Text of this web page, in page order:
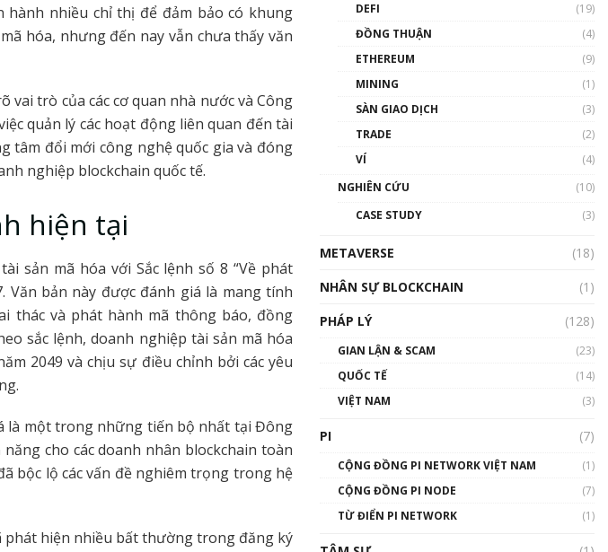
nhiều chỉ thị để đảm bảo có khung
hóa, nhưng đến nay vẫn chưa thấy văn
vai trò của các cơ quan nhà nước và Công
quản lý các hoạt động liên quan đến tài
tâm đổi mới công nghệ quốc gia và đóng
nghiệp blockchain quốc tế.
hiện tại
sản mã hóa với Sắc lệnh số 8 “Về phát
Văn bản này được đánh giá là mang tính
thác và phát hành mã thông báo, đồng
sắc lệnh, doanh nghiệp tài sản mã hóa
2049 và chịu sự điều chỉnh bởi các yêu
là một trong những tiến bộ nhất tại Đông
cho các doanh nhân blockchain toàn
bộc lộ các vấn đề nghiêm trọng trong hệ
phát hiện nhiều bất thường trong đăng ký
Blockchain đang được ứng
01:34:46
01:32:59
Talkshow17: Mùa đông
Crypto – Chiếc khăn gió ấm
DEFI
(19)
ĐỒNG THUẬN
(4)
ETHEREUM
(9)
MINING
(1)
SÀN GIAO DỊCH
(3)
TRADE
(2)
VÍ
(4)
NGHIÊN CỨU
(10)
CASE STUDY
(3)
METAVERSE
(18)
NHÂN SỰ BLOCKCHAIN
(1)
PHÁP LÝ
(128)
GIAN LẬN & SCAM
(23)
QUỐC TẾ
(14)
VIỆT NAM
(3)
PI (7)
CỘNG ĐỒNG PI NETWORK VIỆT NAM
(1)
CỘNG ĐỒNG PI NODE
(7)
TỪ ĐIỂN PI NETWORK
(1)